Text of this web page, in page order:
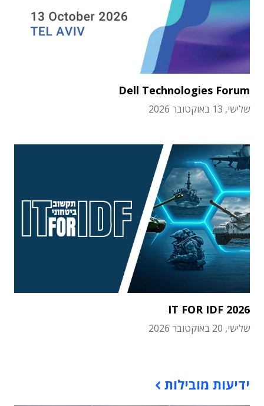
Dell Technologies Forum
שלישי, 13 באוקטובר 2026
IT FOR IDF 2026
שלישי, 20 באוקטובר 2026
ידיעות מובילות